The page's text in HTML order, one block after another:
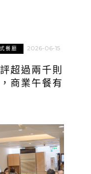
餐廳 2026-06-15
超過兩千則
商業午餐有